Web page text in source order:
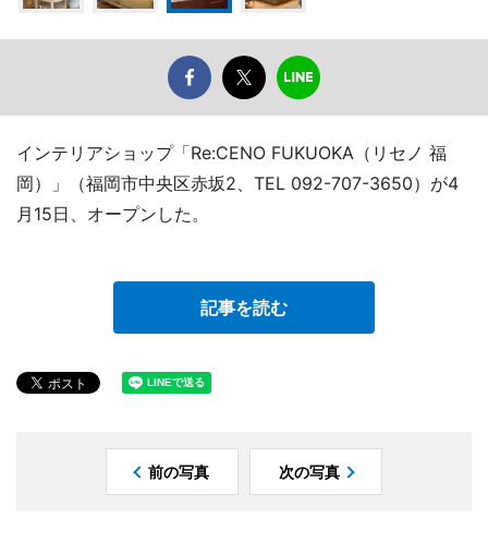
インテリアショップ「Re:CENO FUKUOKA（リセノ 福
岡）」（福岡市中央区赤坂2、TEL 092-707-3650）が4
月15日、オープンした。
記事を読む
前の写真 次の写真